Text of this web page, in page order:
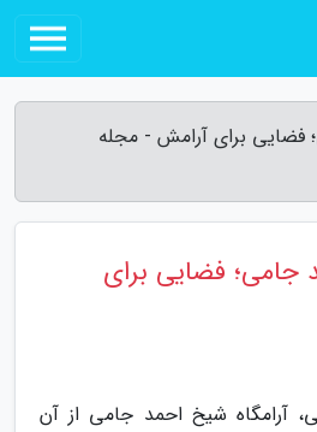
فضایی برای آرامش - مجله
جامی؛ فضایی برای
آرامگاه شیخ احمد جامی از آن